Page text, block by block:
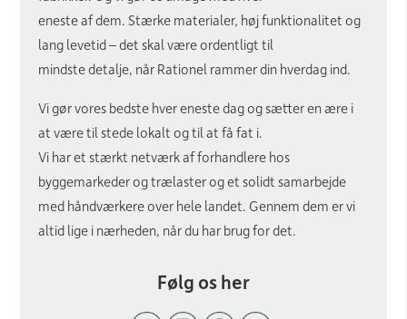
eneste af dem. Stærke materialer, høj funktionalitet og
lang levetid – det skal være ordentligt til
mindste detalje, når Rationel rammer din hverdag ind.
Vi gør vores bedste hver eneste dag og sætter en ære i
at være til stede lokalt og til at få fat i.
Vi har et stærkt netværk af forhandlere hos
byggemarkeder og trælaster og et solidt samarbejde
med håndværkere over hele landet. Gennem dem er vi
altid lige i nærheden, når du har brug for det.
Følg os her